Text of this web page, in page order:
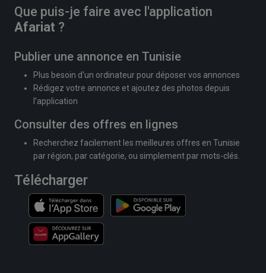
Que puis-je faire avec l'application
Afariat ?
Publier une annonce en Tunisie
Plus besoin d'un ordinateur pour déposer vos annonces
Rédigez votre annonce et ajoutez des photos depuis
l'application
Consulter des offres en lignes
Recherchez facilement les meilleures offres en Tunisie
par région, par catégorie, ou simplement par mots-clés.
Télécharger